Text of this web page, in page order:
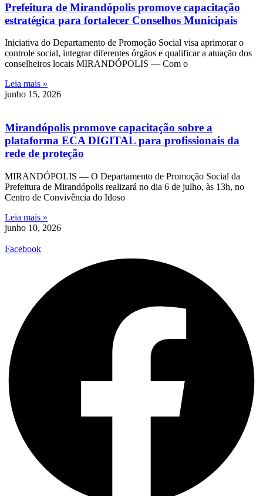
Prefeitura de Mirandópolis promove capacitação
estratégica para fortalecer Conselhos Municipais
Iniciativa do Departamento de Promoção Social visa aprimorar o
controle social, integrar diferentes órgãos e qualificar a atuação dos
conselheiros locais MIRANDÓPOLIS — Com o
Leia mais »
junho 15, 2026
Mirandópolis promove capacitação sobre a
plataforma ECA DIGITAL para profissionais da
rede de proteção
MIRANDÓPOLIS — O Departamento de Promoção Social da
Prefeitura de Mirandópolis realizará no dia 6 de julho, às 13h, no
Centro de Convivência do Idoso
Leia mais »
junho 10, 2026
Facebook